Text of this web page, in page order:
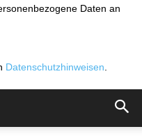
Daten an
Datenschutzhinweisen